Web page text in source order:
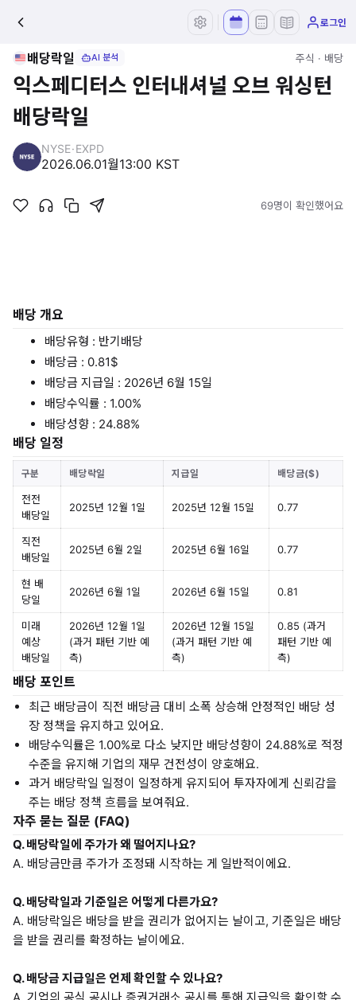
로그인
배당락일 AI 분석 주식 · 배당
익스페디터스 인터내셔널 오브 워싱턴
배당락일
NYSE·EXPD
2026.06.01월13:00 KST
69명이 확인했어요
배당 개요
배당유형 : 반기배당
배당금 : 0.81$
배당금 지급일 : 2026년 6월 15일
배당수익률 : 1.00%
배당성향 : 24.88%
배당 일정
구분 배당락일 지급일 배당금($)
전전
배당일
2025년 12월 1일 2025년 12월 15일 0.77
직전
배당일
2025년 6월 2일 2025년 6월 16일 0.77
현 배
당일
2026년 6월 1일 2026년 6월 15일 0.81
미래
예상
배당일
2026년 12월 1일
(과거 패턴 기반 예
측)
2026년 12월 15일
(과거 패턴 기반 예
측)
0.85 (과거
패턴 기반 예
측)
배당 포인트
최근 배당금이 직전 배당금 대비 소폭 상승해 안정적인 배당 성
장 정책을 유지하고 있어요.
배당수익률은 1.00%로 다소 낮지만 배당성향이 24.88%로 적정
수준을 유지해 기업의 재무 건전성이 양호해요.
과거 배당락일 일정이 일정하게 유지되어 투자자에게 신뢰감을
주는 배당 정책 흐름을 보여줘요.
자주 묻는 질문 (FAQ)
Q. 배당락일에 주가가 왜 떨어지나요?
A. 배당금만큼 주가가 조정돼 시작하는 게 일반적이에요.
Q. 배당락일과 기준일은 어떻게 다른가요?
A. 배당락일은 배당을 받을 권리가 없어지는 날이고, 기준일은 배당
을 받을 권리를 확정하는 날이에요.
Q. 배당금 지급일은 언제 확인할 수 있나요?